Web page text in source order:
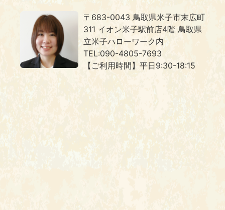
〒683-0043 鳥取県米子市末広町
311 イオン米子駅前店4階 鳥取県
立米子ハローワーク内
TEL:090-4805-7693
【ご利用時間】平日9:30-18:15